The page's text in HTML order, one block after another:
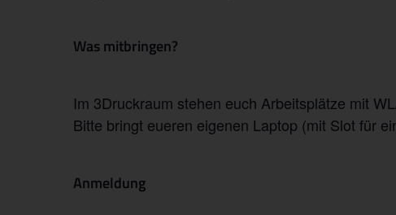
Was mitbringen?
Im 3Druckraum stehen euch Arbeitsplätze mit
Bitte bringt eueren eigenen Laptop (mit Slot für
Anmeldung